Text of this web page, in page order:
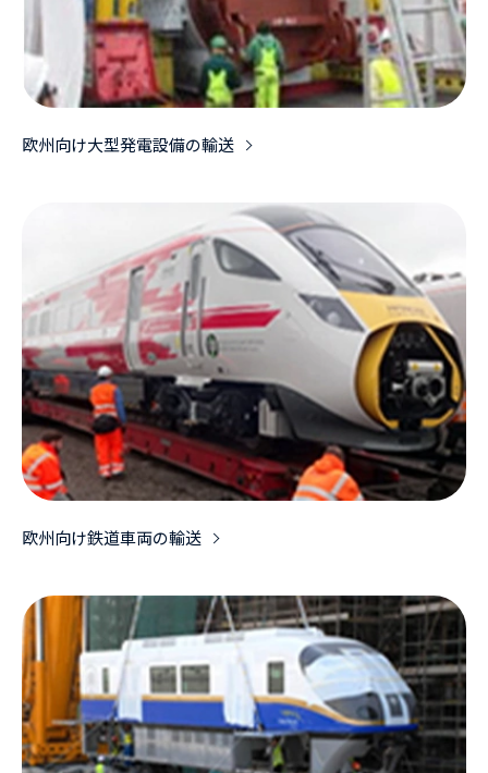
欧州向け大型発電設備の輸送
欧州向け鉄道車両の輸送